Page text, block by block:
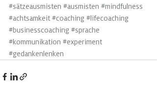
#sätzeausmisten #ausmisten #mindfulness
#achtsamkeit #coaching #lifecoaching
#businesscoaching #sprache
#kommunikation #experiment
#gedankenlenken